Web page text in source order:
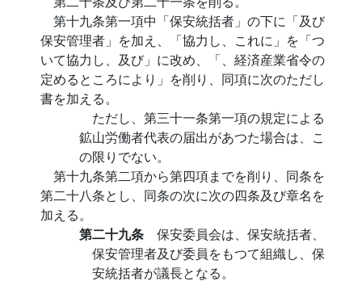
第十九条第一項中「保安統括者」の下に「及び
保安管理者」を加え、「協力し、これに」を「つ
いて協力し、及び」に改め、「、経済産業省令の
定めるところにより」を削り、同項に次のただし
書を加える。
ただし、第三十一条第一項の規定による
鉱山労働者代表の届出があつた場合は、こ
の限りでない。
第十九条第二項から第四項までを削り、同条を
第二十八条とし、同条の次に次の四条及び章名を
加える。
第二十九条 保安委員会は、保安統括者、
保安管理者及び委員をもつて組織し、保
安統括者が議長となる。